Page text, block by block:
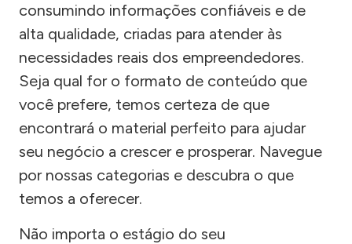
consumindo informações confiáveis e de
alta qualidade, criadas para atender às
necessidades reais dos empreendedores.
Seja qual for o formato de conteúdo que
você prefere, temos certeza de que
encontrará o material perfeito para ajudar
seu negócio a crescer e prosperar. Navegue
por nossas categorias e descubra o que
temos a oferecer.
Não importa o estágio do seu